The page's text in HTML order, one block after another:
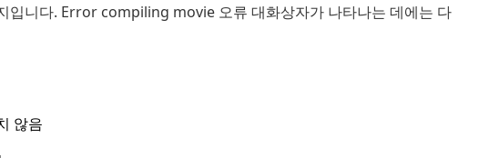
입니다. Error compiling movie 오류 대화상자가 나타나는 데에는 다
않음